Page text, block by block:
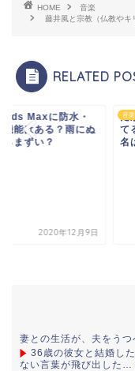
HOME
音楽
藤井風と宗教（仏教やキ
RELATED
Maxに防水・
機能はある？雨にぬ
らまずい？
2020年12月9日
音楽
だ
て
名
妻との生活が、夫をう
36歳の彼女と結婚し
ない言葉が飛び出した…